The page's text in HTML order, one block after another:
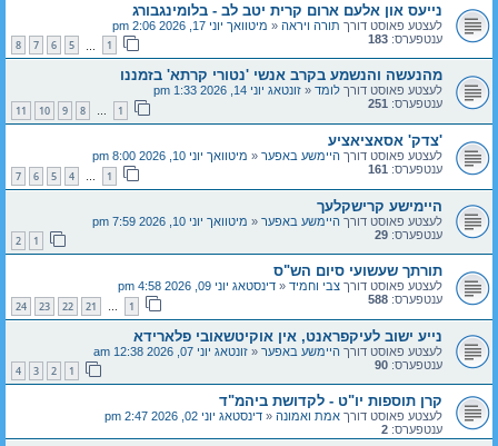
נייעס און אלעם ארום קרית יטב לב - בלומינגבורג
לעצטע פאוסט דורך תורה ויראה « מיטוואך יוני 17, 2026 2:06 pm
ענטפערס: 183
1
5
6
7
8
מהנעשה והנשמע בקרב אנשי 'נטורי קרתא' בזמננו
לעצטע פאוסט דורך לומד « זונטאג יוני 14, 2026 1:33 pm
ענטפערס: 251
1
…
8
9
10
11
'צדק' אסאציאציע
לעצטע פאוסט דורך היימשע באפער « מיטוואך יוני 10, 2026 8:00 pm
ענטפערס: 161
1
4
5
6
7
היימישע קרישקלעך
לעצטע פאוסט דורך היימשע באפער « מיטוואך יוני 10, 2026 7:59 pm
ענטפערס: 29
1
2
תורתך שעשועי סיום הש"ס
לעצטע פאוסט דורך צבי וחמיד « דינסטאג יוני 09, 2026 4:58 pm
ענטפערס: 588
1
…
21
22
23
24
נייע ישוב לעיקפראנט, אין אוקיטשאובי פלארידא
לעצטע פאוסט דורך היימשע באפער « זונטאג יוני 07, 2026 12:38 am
ענטפערס: 90
1
2
3
4
קרן תוספות יו"ט - לקדושת ביהמ"ד
לעצטע פאוסט דורך אמת ואמונה « דינסטאג יוני 02, 2026 2:47 pm
ענטפערס: 2